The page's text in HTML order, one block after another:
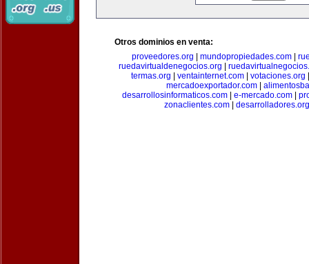
Otros dominios en venta:
proveedores.org
mundopropiedades.com
ruedavirtualdenegocios.org
termas.org
ventainternet.com votaciones.org
mercadoexportador.com|
desarrollosinformaticos.com| e-mercado.com|
zonaclientes.com
desarrolladores.org